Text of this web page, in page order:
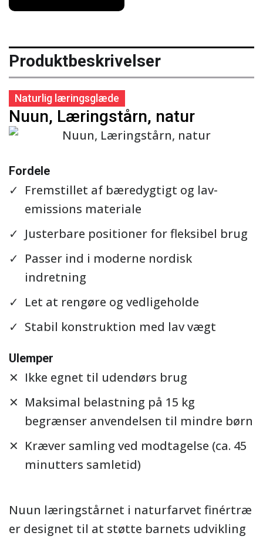
Produktbeskrivelser
Naturlig læringsglæde
Nuun, Læringstårn, natur
Nuun læringstårnet i naturfarvet finértræ
er designet til at støtte barnets udvikling
Fordele
Fremstillet af bæredygtigt og lav-
emissions materiale
Justerbare positioner for fleksibel brug
Passer ind i moderne nordisk
indretning
Let at rengøre og vedligeholde
Stabil konstruktion med lav vægt
Ulemper
Ikke egnet til udendørs brug
Maksimal belastning på 15 kg
begrænser anvendelsen til mindre børn
Kræver samling ved modtagelse (ca. 45
minutters samletid)